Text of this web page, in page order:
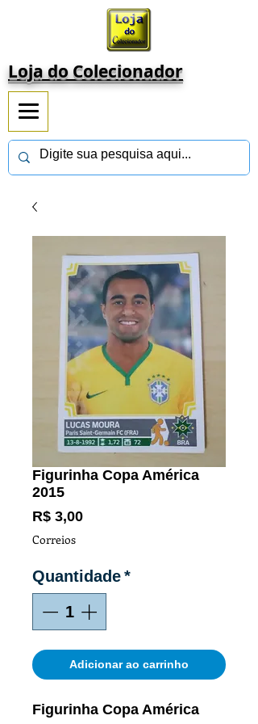
Loja do Colecionador
Figurinha Copa América
2015
R$ 3,00Preço
Correios
Quantidade*
Adicionar ao carrinho
Figurinha Copa América